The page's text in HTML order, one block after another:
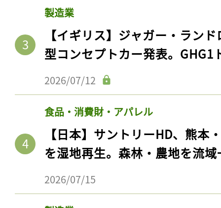
製造業
【イギリス】ジャガー・ラン
型コンセプトカー発表。GHG1
2026/07/12
食品・消費財・アパレル
【日本】サントリーHD、熊本
を湿地再生。森林・農地を流
2026/07/15